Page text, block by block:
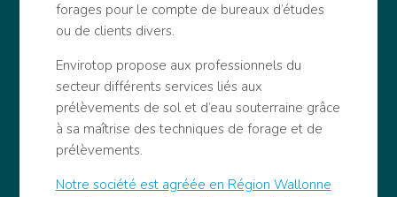
forages pour le compte de bureaux d’études
ou de clients divers.
Envirotop propose aux professionnels du
secteur différents services liés aux
prélèvements de sol et d’eau souterraine grâce
à sa maîtrise des techniques de forage et de
prélèvements.
Notre société est agréée en Région Wallonne